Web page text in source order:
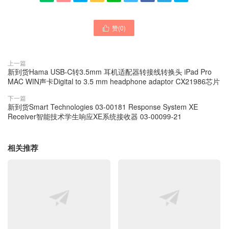
 赞(0)
上一篇
新到货Hama USB-C转3.5mm 耳机适配器转接线转换头 iPad Pro
MAC WIN声卡Digital to 3.5 mm headphone adaptor CX21986芯片
下一篇
新到货Smart Technologies 03-00181 Response System XE
Receiver智能技术学生响应XE系统接收器 03-00099-21
相关推荐